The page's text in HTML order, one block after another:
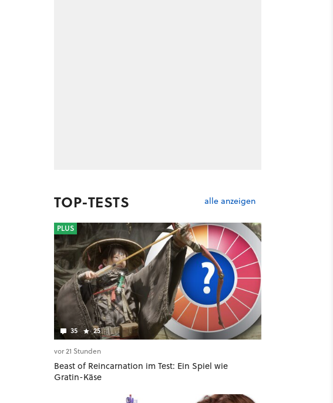
TOP-TESTS alle anzeigen
35 25
PLUS
vor 21 Stunden
Beast of Reincarnation im Test: Ein Spiel wie
Gratin-Käse